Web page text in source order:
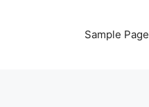
Sample Page